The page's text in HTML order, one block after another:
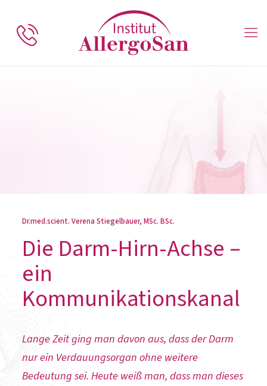
Dr.med.scient. Verena Stiegelbauer, MSc. BSc.
Die Darm-Hirn-Achse –
ein
Kommunikationskanal
Lange Zeit ging man davon aus, dass der Darm
nur ein Verdauungsorgan ohne weitere
Bedeutung sei. Heute weiß man, dass man dieses